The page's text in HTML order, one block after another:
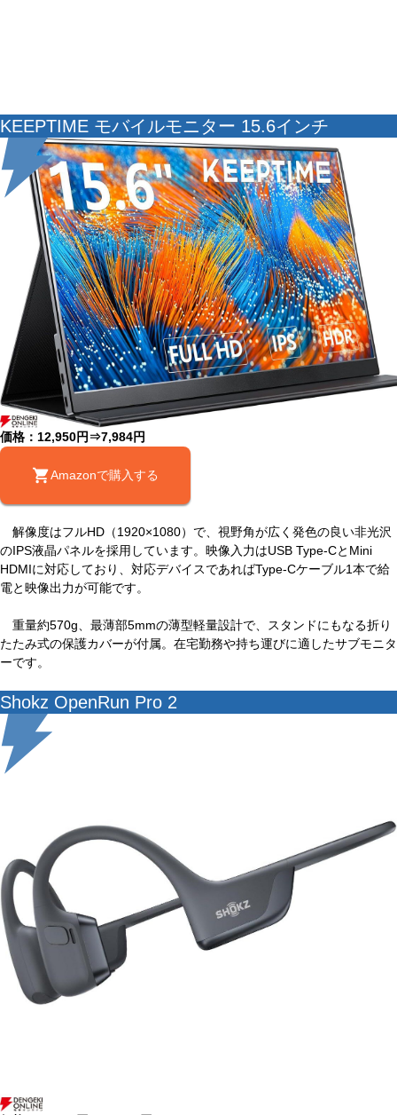
KEEPTIME モバイルモニター 15.6インチ
価格：12,950円⇒7,984円
Amazonで購入する
解像度はフルHD（1920×1080）で、視野角が広く発色の良い非光沢
のIPS液晶パネルを採用しています。映像入力はUSB Type-CとMini
HDMIに対応しており、対応デバイスであればType-Cケーブル1本で給
電と映像出力が可能です。
重量約570g、最薄部5mmの薄型軽量設計で、スタンドにもなる折り
たたみ式の保護カバーが付属。在宅勤務や持ち運びに適したサブモニタ
ーです。
Shokz OpenRun Pro 2